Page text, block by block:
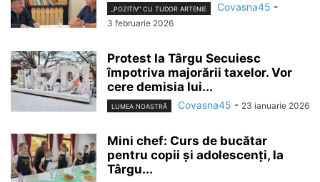
„POZITIV” CU TUDOR ARTENIE Covasna45 -
3 februarie 2026
Protest la Târgu Secuiesc
împotriva majorării taxelor. Vor
cere demisia lui...
LUMEA NOASTRĂ Covasna45 - 23 ianuarie 2026
Mini chef: Curs de bucătar
pentru copii și adolescenți, la
Târgu...